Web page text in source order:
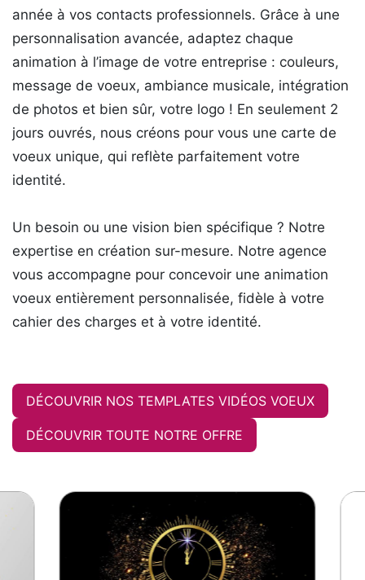
année à vos contacts professionnels. Grâce à une
personnalisation avancée, adaptez chaque
animation à l’image de votre entreprise : couleurs,
message de voeux, ambiance musicale, intégration
de photos et bien sûr, votre logo ! En seulement 2
jours ouvrés, nous créons pour vous une carte de
voeux unique, qui reflète parfaitement votre
identité.
Un besoin ou une vision bien spécifique ? Notre
expertise en création sur-mesure. Notre agence
vous accompagne pour concevoir une animation
voeux entièrement personnalisée, fidèle à votre
cahier des charges et à votre identité.
DÉCOUVRIR NOS TEMPLATES VIDÉOS VOEUX
DÉCOUVRIR TOUTE NOTRE OFFRE